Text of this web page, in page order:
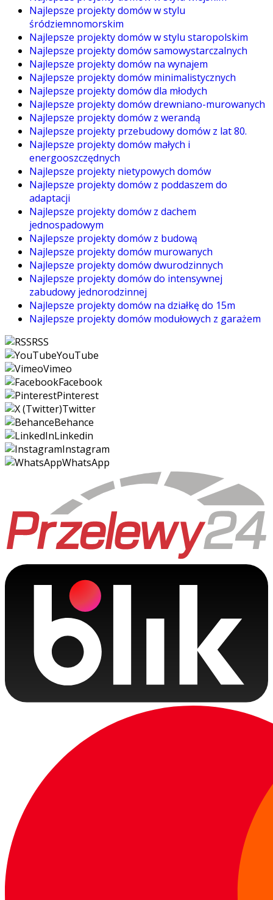
Najlepsze projekty domów w stylu
śródziemnomorskim
Najlepsze projekty domów w stylu staropolskim
Najlepsze projekty domów samowystarczalnych
Najlepsze projekty domów na wynajem
Najlepsze projekty domów minimalistycznych
Najlepsze projekty domów dla młodych
Najlepsze projekty domów drewniano-murowanych
Najlepsze projekty domów z werandą
Najlepsze projekty przebudowy domów z lat 80.
Najlepsze projekty domów małych i
energooszczędnych
Najlepsze projekty nietypowych domów
Najlepsze projekty domów z poddaszem do
adaptacji
Najlepsze projekty domów z dachem
jednospadowym
Najlepsze projekty domów z budową
Najlepsze projekty domów murowanych
Najlepsze projekty domów dwurodzinnych
Najlepsze projekty domów do intensywnej
zabudowy jednorodzinnej
Najlepsze projekty domów na działkę do 15m
Najlepsze projekty domów modułowych z garażem
RSS
YouTube
Vimeo
Facebook
Pinterest
Twitter
Behance
Linkedin
Instagram
WhatsApp